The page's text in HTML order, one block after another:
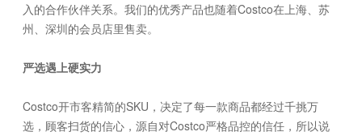
入的合作伙伴关系。我们的优秀产品也随着Costco在上海、苏
州、深圳的会员店里售卖。
严选遇上硬实力
Costco开市客精简的SKU，决定了每一款商品都经过千挑万
选，顾客扫货的信心，源自对Costco严格品控的信任，所以说